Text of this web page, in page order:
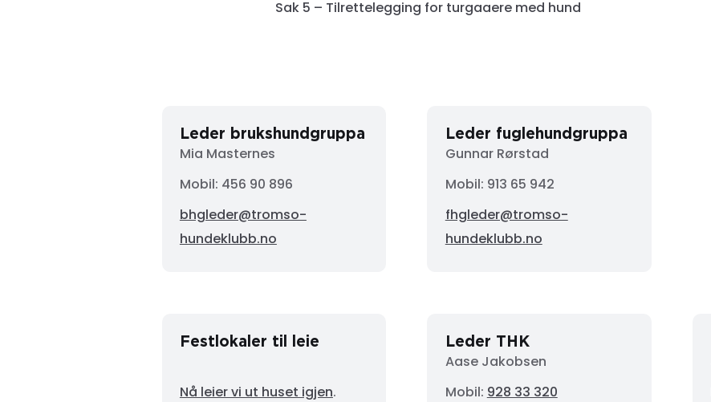
Sak 5 – Tilrettelegging for turgaaere med hund
Leder brukshundgruppa
Mia Masternes
Mobil: 456 90 896
bhgleder@tromso-
hundeklubb.no
Leder fuglehundgruppa
Gunnar Rørstad
Mobil: 913 65 942
fhgleder@tromso-
hundeklubb.no
Festlokaler til leie
Nå leier vi ut huset igjen.
Leder THK
Aase Jakobsen
Mobil: 928 33 320